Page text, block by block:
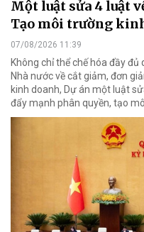
Một luật sửa 4 luật
Tạo môi trường
07/08/2026 11:39
Không chỉ thể chế hóa đầy
Nhà nước về cắt giảm, đơn
kinh doanh, Dự án một luật
đẩy mạnh phân quyền, tạo